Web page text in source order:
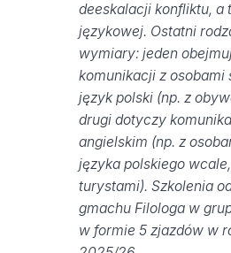
deeskalacji konfliktu, a
językowej. Ostatni
wymiary: jeden
komunikacji z osobami
język polski (np. z
drugi dotyczy
angielskim (np. z
języka polskiego
turystami). Szkolenia
gmachu Filologa w
w formie 5 zjazdów w